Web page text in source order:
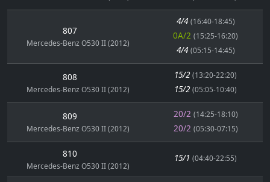
807
Mercedes-Benz O530 II (2012)
4/4 (16:40-18:45)
0A/2 (15:25-16:20)
4/4 (05:15-14:45)
808
Mercedes-Benz O530 II (2012)
15/2 (13:20-22:20)
15/2 (05:05-10:40)
809
Mercedes-Benz O530 II (2012)
20/2 (14:25-18:10)
20/2 (05:30-07:15)
810
Mercedes-Benz O530 II (2012)
15/1 (04:40-22:55)